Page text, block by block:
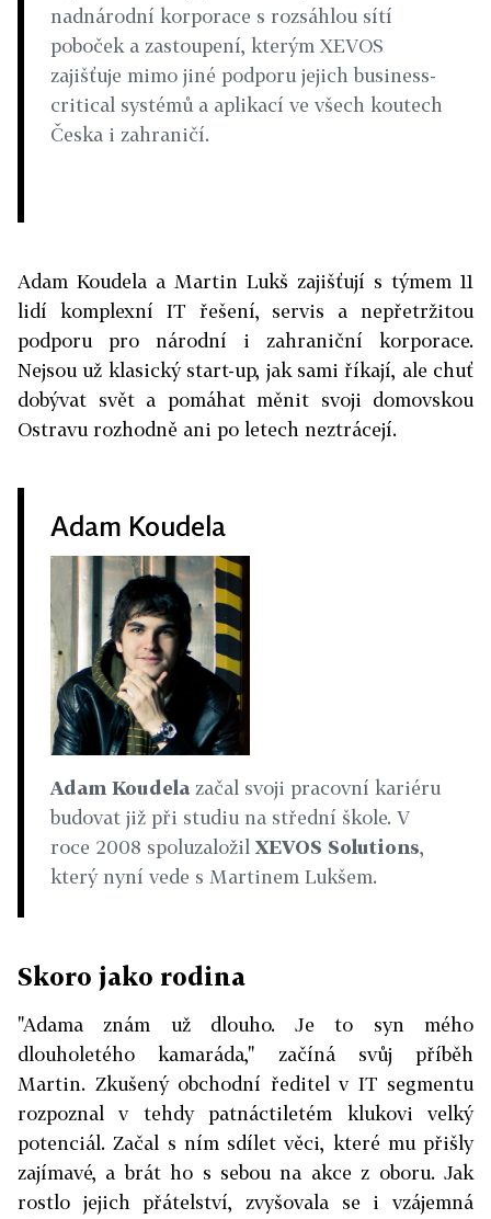
nadnárodní korporace s rozsáhlou sítí
poboček a zastoupení, kterým XEVOS
zajišťuje mimo jiné podporu jejich business-
critical systémů a aplikací ve všech koutech
Česka i zahraničí.
Adam Koudela a Martin Lukš zajišťují s týmem 11
lidí komplexní IT řešení, servis a nepřetržitou
podporu pro národní i zahraniční korporace.
Nejsou už klasický start-up, jak sami říkají, ale chuť
dobývat svět a pomáhat měnit svoji domovskou
Ostravu rozhodně ani po letech neztrácejí.
Adam Koudela
Adam Koudela začal svoji pracovní kariéru
budovat již při studiu na střední škole. V
roce 2008 spoluzaložil XEVOS Solutions,
který nyní vede s Martinem Lukšem.
Skoro jako rodina
"Adama znám už dlouho. Je to syn mého
dlouholetého kamaráda," začíná svůj příběh
Martin. Zkušený obchodní ředitel v IT segmentu
rozpoznal v tehdy patnáctiletém klukovi velký
potenciál. Začal s ním sdílet věci, které mu přišly
zajímavé, a brát ho s sebou na akce z oboru. Jak
rostlo jejich přátelství, zvyšovala se i vzájemná